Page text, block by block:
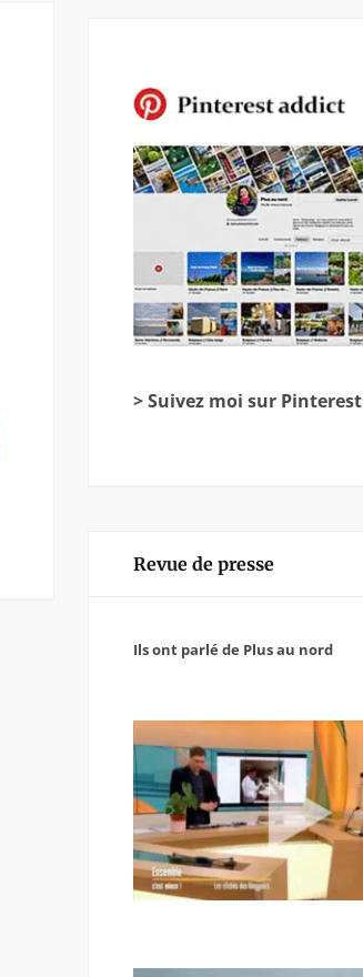
> Suivez moi sur Pinterest
Revue de presse
Ils ont parlé de Plus au nord